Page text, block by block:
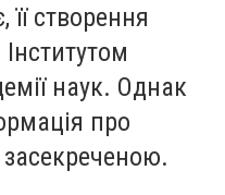
її створення
наук. Однак
про